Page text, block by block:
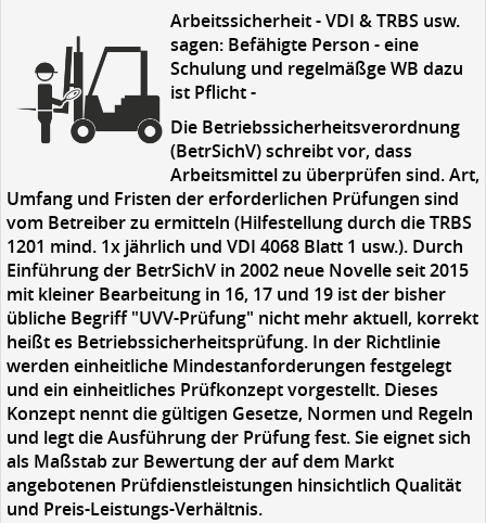
Arbeitssicherheit - VDI & TRBS usw.
sagen: Befähigte Person - eine
Schulung und regelmäßge WB dazu
ist Pflicht -
Die Betriebssicherheitsverordnung
(BetrSichV) schreibt vor, dass
Arbeitsmittel zu überprüfen sind. Art,
Umfang und Fristen der erforderlichen Prüfungen sind
vom Betreiber zu ermitteln (Hilfestellung durch die TRBS
1201 mind. 1x jährlich und VDI 4068 Blatt 1 usw.). Durch
Einführung der BetrSichV in 2002 neue Novelle seit 2015
mit kleiner Bearbeitung in 16, 17 und 19 ist der bisher
übliche Begriff "UVV-Prüfung" nicht mehr aktuell, korrekt
heißt es Betriebssicherheitsprüfung. In der Richtlinie
werden einheitliche Mindestanforderungen festgelegt
und ein einheitliches Prüfkonzept vorgestellt. Dieses
Konzept nennt die gültigen Gesetze, Normen und Regeln
und legt die Ausführung der Prüfung fest. Sie eignet sich
als Maßstab zur Bewertung der auf dem Markt
angebotenen Prüfdienstleistungen hinsichtlich Qualität
und Preis-Leistungs-Verhältnis.